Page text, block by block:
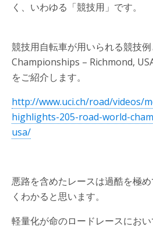
く、いわゆる「競技用」です。
競技用自転車が用いられる競技
Championships – Richmond,
をご紹介します。
http://www.uci.ch/road/videos/
highlights-205-road-world-
usa/
悪路を含めたレースは過酷を極
くわかると思います。
軽量化が命のロードレースにお